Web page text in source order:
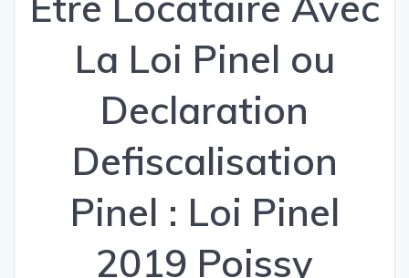
La Loi Pinel ou
Declaration
Defiscalisation
Pinel : Loi Pinel
2019 Poissy